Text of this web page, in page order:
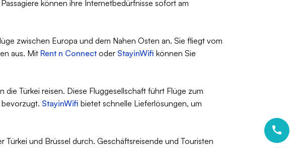
können ihre Internetbedürfnisse sofort am
zwischen Europa und dem Nahen Osten an. Sie fliegt vom
aus. Mit Rent n Connect oder StayinWifi können Sie
Türkei reisen. Diese Fluggesellschaft führt Flüge zum
StayinWifi bietet schnelle Lieferlösungen, um
Türkei und Brüssel durch. Geschäftsreisende und Touristen